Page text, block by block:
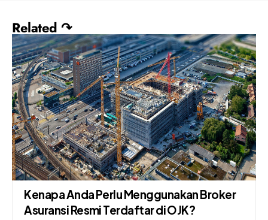
Related ↷
Kenapa Anda Perlu Menggunakan Broker
Asuransi Resmi Terdaftar di OJK?